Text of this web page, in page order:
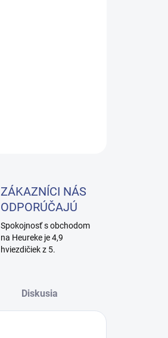
ZÁKAZNÍCI NÁS
ODPORÚČAJÚ
Spokojnosť s obchodom
na Heureke je 4,9
hviezdičiek z 5.
Diskusia